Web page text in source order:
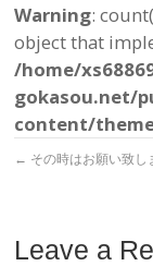
Warning:
object that
/home/
gokasou.net/
content/
← その時はお願い致し
Leave a